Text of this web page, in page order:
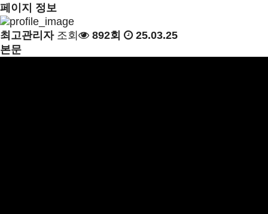
페이지 정보
최고관리자 조회 892회
25.03.25
본문